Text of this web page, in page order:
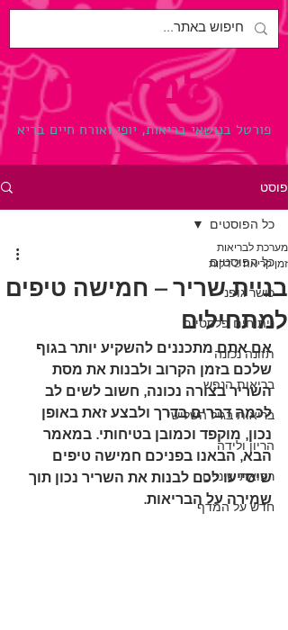
לבריאות.
פורטל בנושאי בריאות, יופי ואורח חיים בריא
פוסט
כל הפוסטים
כושר גופני
ניתוחים פלסטיים
תזונה נכונה
בריאות הנפש
בריאות בגיל השלישי
הריון ולידה
רפואת שיניים
חדש על המדף
כל הפוסטים
בניית שריר – חמישה טיפים
למתחילים
מערכת לבריאות
זמן קריאה 2 דקות
אם אתם מתכננים להשקיע יותר בגוף
שלכם בזמן הקרוב ולבנות את מסת
השריר בצורה נכונה, חשוב לשים לב
לכמה דברים בדרך ולבצע זאת באופן
נכון, מוקפד וכמובן בטיחותי. במאמר
הבא, הבאנו בפניכם חמישה טיפים
שיסייעו לכם לבנות את השריר נכון תוך
שמירה על הבריאות.